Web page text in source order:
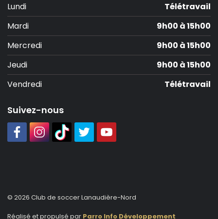
Lundi
Télétravail
Mardi
9h00 à 15h00
Mercredi
9h00 à 15h00
Jeudi
9h00 à 15h00
Vendredi
Télétravail
Suivez-nous
© 2026 Club de soccer Lanaudière-Nord
Réalisé et propulsé par Parro Info Développement